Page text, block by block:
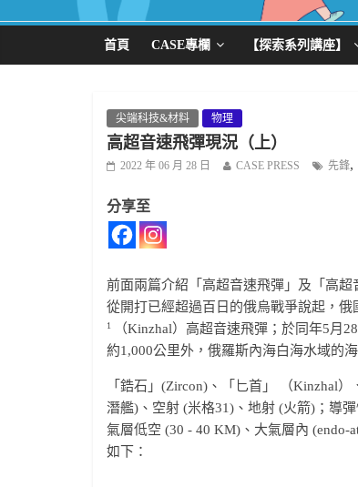
首頁 CASE專欄 【探索系列講座】
尖端科技&材料 物理
高超音速飛彈現況（上）
2022 年 06 月 28 日 CASE PRESS 先鋒,
分享至
前面兩篇介紹「高超音速飛彈」及「高
從開打已經超過百日的俄烏戰爭說起，俄
1 （Kinzhal）高超音速飛彈；於同年5月
約1,000公里外，俄羅斯內海白海水域的海
「鋯石」(Zircon)、「匕首」 （Kinzhal）
潛艦)、空射 (米格31)、地射 (火箭)；導
氣層低空 (30 - 40 KM)、大氣層內 (endo-
如下：